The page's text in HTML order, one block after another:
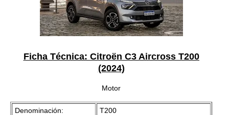
Ficha Técnica: Citroën C3 Aircross T200
(2024)
Motor
Denominación:
T200